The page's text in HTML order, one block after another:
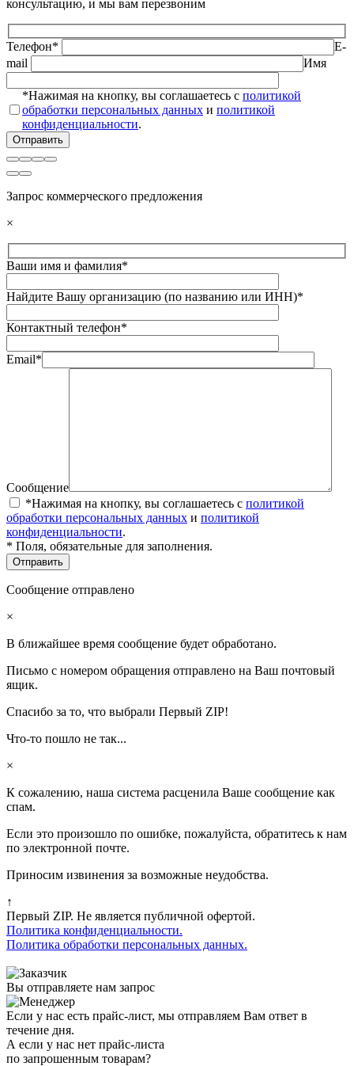
консультацию, и мы вам перезвоним
Телефон*
E-
mail
Имя
*Нажимая на кнопку, вы соглашаетесь с политикой
обработки персональных данных и политикой
конфиденциальности.
Запрос коммерческого предложения
×
Ваши имя и фамилия*
Найдите Вашу организацию (по названию или ИНН)*
Контактный телефон*
Email*
Сообщение
*Нажимая на кнопку, вы соглашаетесь с политикой
обработки персональных данных и политикой
конфиденциальности.
* Поля, обязательные для заполнения.
Сообщение отправлено
×
В ближайшее время сообщение будет обработано.
Письмо с номером обращения отправлено на Ваш почтовый
ящик.
Спасибо за то, что выбрали Первый ZIP!
Что-то пошло не так...
×
К сожалению, наша система расценила Ваше сообщение как
спам.
Если это произошло по ошибке, пожалуйста, обратитесь к нам
по электронной почте.
Приносим извинения за возможные неудобства.
↑
Первый ZIP. Не является публичной офертой.
Политика конфиденциальности.
Политика обработки персональных данных.
Вы отправляете нам запрос
Если у нас есть прайс-лист, мы отправляем Вам ответ в
течение дня.
А если у нас нет прайс-листа
по запрошенным товарам?